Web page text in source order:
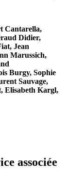
Cantarella,
Didier,
Jean
Marussich,
Burgy, Sophie
Sauvage,
Elisabeth Kargl,
associée